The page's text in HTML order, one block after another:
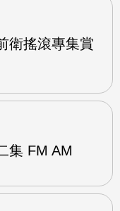
衛搖滾專集賞
集 FM AM